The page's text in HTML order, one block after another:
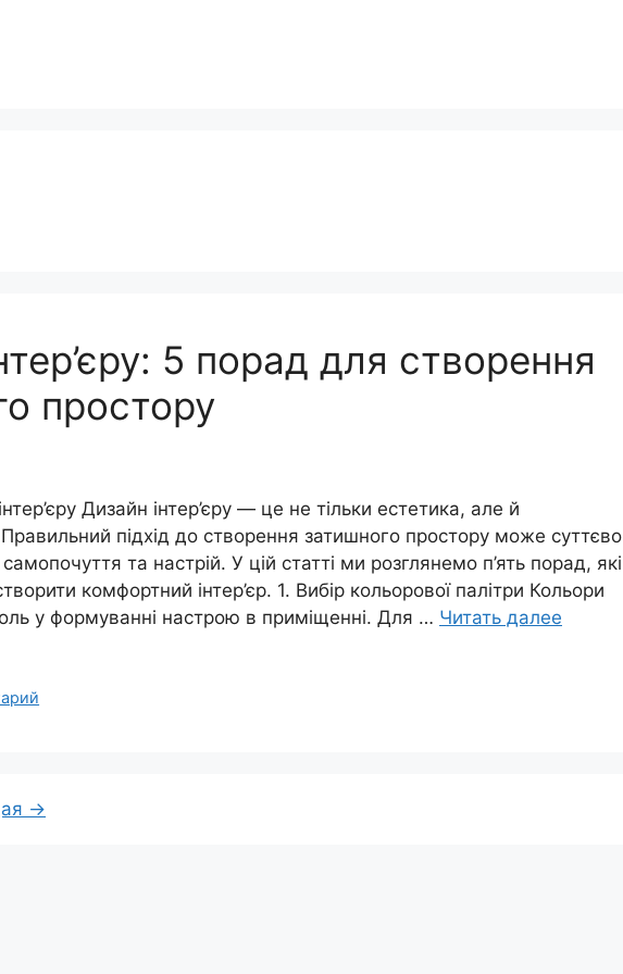
5 порад для створення
простору
Дизайн інтер’єру — це не тільки естетика, але й
Правильний підхід до створення затишного простору може суттєво
та настрій. У цій статті ми розглянемо п’ять порад, які
комфортний інтер’єр. 1. Вибір кольорової палітри Кольори
у формуванні настрою в приміщенні. Для … Читать далее
→